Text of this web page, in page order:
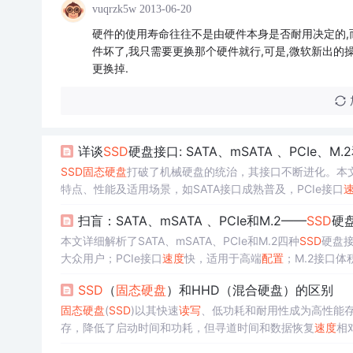
vuqrzk5w 2013-06-20
硬件的使用寿命往往不是由硬件本身是否耐用决定
件坏了,我只需要更换那个硬件就行,可是,微软新出的
更换掉.
详谈SSD硬盘接口: SATA、mSATA 、PCIe、
SSD固态硬盘打破了机械硬盘的统治，其接口不断进化。
特点、性能及适用场景，如SATA接口成熟普及，PCIe接口
扫盲：SATA、mSATA 、PCIe和M.2——SSD硬
本文详细解析了SATA、mSATA、PCIe和M.2四种SSD硬盘
大众用户；PCIe接口速度快，适用于高端配置；M.2接口体
SSD （固态硬盘）和HHD（混合硬盘）的区别
固态硬盘(SSD)以其快速读写 、低功耗和耐用性成为高性
存，降低了启动时间和功耗，但寻道时间和数据恢复速度相